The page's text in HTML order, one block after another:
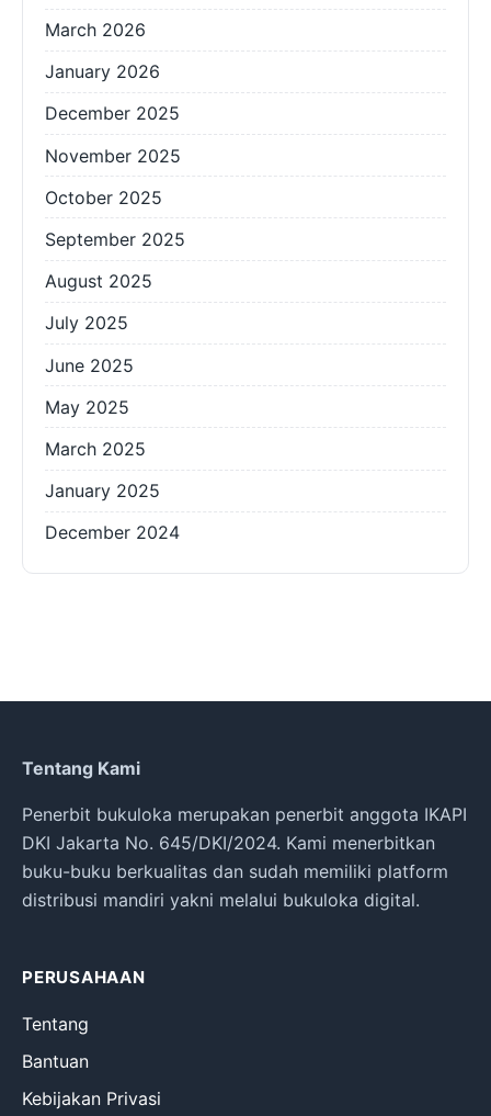
March 2026
January 2026
December 2025
November 2025
October 2025
September 2025
August 2025
July 2025
June 2025
May 2025
March 2025
January 2025
December 2024
Tentang Kami
Penerbit bukuloka merupakan penerbit anggota IKAPI
DKI Jakarta No. 645/DKI/2024. Kami menerbitkan
buku-buku berkualitas dan sudah memiliki platform
distribusi mandiri yakni melalui bukuloka digital.
PERUSAHAAN
Tentang
Bantuan
Kebijakan Privasi